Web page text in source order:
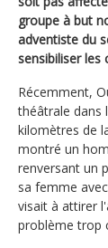
groupe à but
adventiste du
sensibiliser les
Récemment,
théâtrale dans
kilomètres de
montré un
renversant un
sa femme
visait à attirer
problème trop